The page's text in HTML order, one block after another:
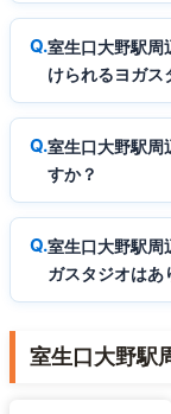
室生口大野駅周
けられるヨガス
室生口大野駅周
すか？
室生口大野駅周
ガスタジオはあ
室生口大野駅